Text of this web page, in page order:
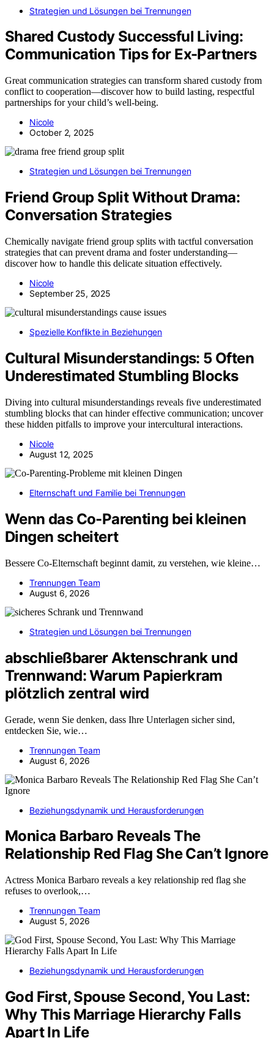
Strategien und Lösungen bei Trennungen
Shared Custody Successful Living:
Communication Tips for Ex-Partners
Great communication strategies can transform shared custody from
conflict to cooperation—discover how to build lasting, respectful
partnerships for your child’s well-being.
Nicole
October 2, 2025
Strategien und Lösungen bei Trennungen
Friend Group Split Without Drama:
Conversation Strategies
Chemically navigate friend group splits with tactful conversation
strategies that can prevent drama and foster understanding—
discover how to handle this delicate situation effectively.
Nicole
September 25, 2025
Spezielle Konflikte in Beziehungen
Cultural Misunderstandings: 5 Often
Underestimated Stumbling Blocks
Diving into cultural misunderstandings reveals five underestimated
stumbling blocks that can hinder effective communication; uncover
these hidden pitfalls to improve your intercultural interactions.
Nicole
August 12, 2025
Elternschaft und Familie bei Trennungen
Wenn das Co-Parenting bei kleinen
Dingen scheitert
Bessere Co-Elternschaft beginnt damit, zu verstehen, wie kleine…
Trennungen Team
August 6, 2026
Strategien und Lösungen bei Trennungen
abschließbarer Aktenschrank und
Trennwand: Warum Papierkram
plötzlich zentral wird
Gerade, wenn Sie denken, dass Ihre Unterlagen sicher sind,
entdecken Sie, wie…
Trennungen Team
August 6, 2026
Beziehungsdynamik und Herausforderungen
Monica Barbaro Reveals The
Relationship Red Flag She Can’t Ignore
Actress Monica Barbaro reveals a key relationship red flag she
refuses to overlook,…
Trennungen Team
August 5, 2026
Beziehungsdynamik und Herausforderungen
God First, Spouse Second, You Last:
Why This Marriage Hierarchy Falls
Apart In Life